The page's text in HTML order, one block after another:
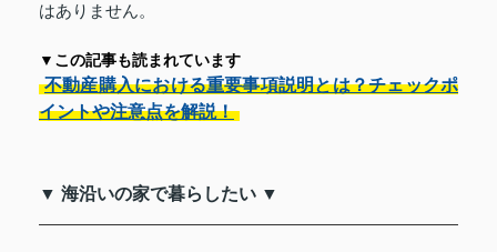
はありません。
▼この記事も読まれています
不動産購入における重要事項説明とは？チェックポ
イントや注意点を解説！
▼ 海沿いの家で暮らしたい ▼